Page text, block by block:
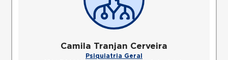
Camila Tranjan Cerveira
Psiquiatria Geral